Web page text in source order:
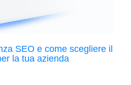
SEO e come scegliere il
la tua azienda